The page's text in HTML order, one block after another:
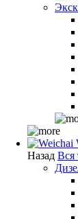
Назад Вся